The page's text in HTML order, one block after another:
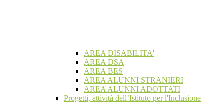
AREA DISABILITA'
AREA DSA
AREA BES
AREA ALUNNI STRANIERI
AREA ALUNNI ADOTTATI
Progetti, attività dell’Istituto per l'Inclusione